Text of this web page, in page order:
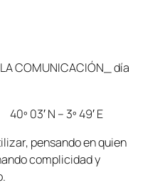
LA COMUNICACIÓN_ día
40º 03′ N – 3º 49′ E
pensando en quien
complicidad y